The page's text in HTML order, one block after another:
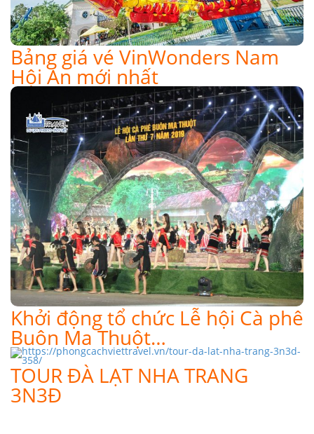
Bảng giá vé VinWonders Nam
Hội An mới nhất
Khởi động tổ chức Lễ hội Cà phê
Buôn Ma Thuột…
TOUR ĐÀ LẠT NHA TRANG
3N3Đ